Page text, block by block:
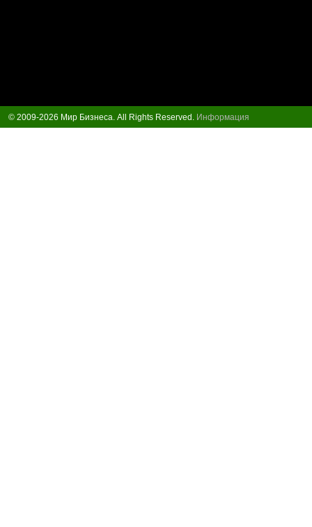
© 2009-2026 Мир Бизнеса. All Rights Reserved. Информация